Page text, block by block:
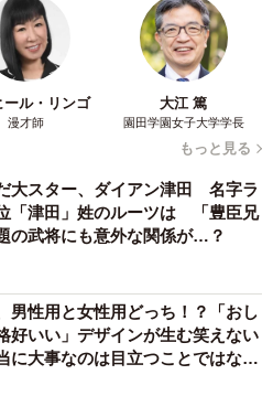
7/9
業員の服装・身だしなみの決まりを緩
して、「直近5年間（2021年
身だしなみの決まりを緩和し
33.4％が「緩和した」と回
ール・リンゴ
漫才師
大江 篤
園田学園女子大学学長
もっと見る
大スター、ダイアン津田 名字ラ
「津田」姓のルーツは 「豊臣兄
の武将にも意外な関係が…？
男性用と女性用どっち！？「おし
好いい」デザインが生む笑えない
大事なのは目立つことではな